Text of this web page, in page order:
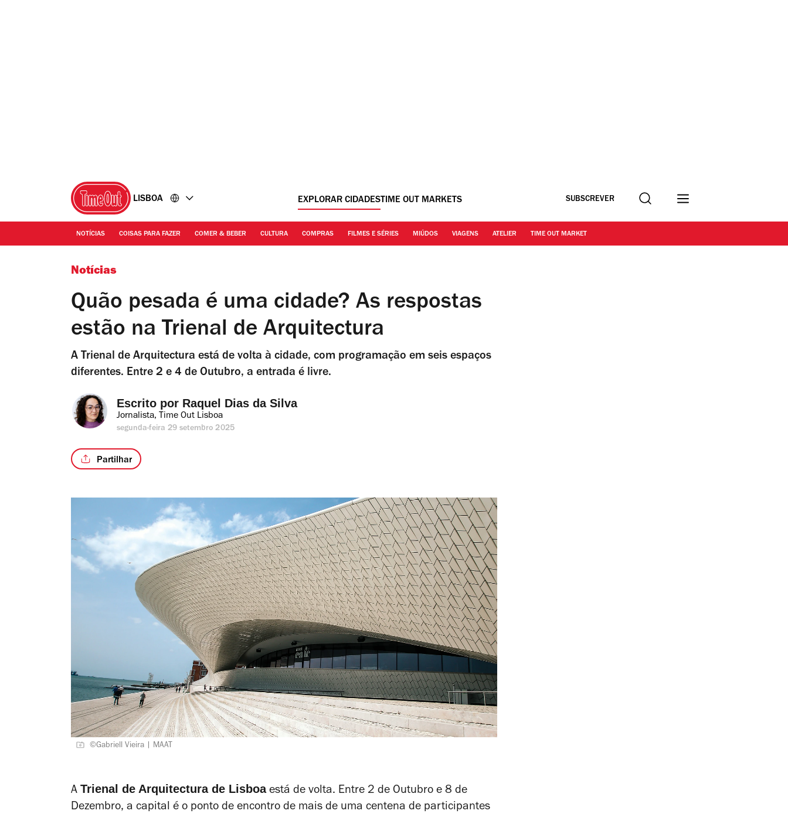
LISBOA EXPLORAR CIDADESTIME OUT MARKETS SUBSCREVER Procurar
NOTÍCIAS COISAS PARA FAZER COMER & BEBER CULTURA COMPRAS FILMES E SÉRIES MIÚDOS VIAGENS ATELIER TIME OUT MARKET
Notícias
Quão pesada é uma cidade? As respostas
estão na Trienal de Arquitectura
A Trienal de Arquitectura está de volta à cidade, com programação em seis espaços
diferentes. Entre 2 e 4 de Outubro, a entrada é livre.
Escrito por Raquel Dias da Silva
Jornalista, Time Out Lisboa
segunda-feira 29 setembro 2025
Partilhar
©Gabriell Vieira | MAAT
A Trienal de Arquitectura de Lisboaestá de volta. Entre 2 de Outubro e 8 de
Dezembro, a capital é o ponto de encontro de mais de uma centena de participantes